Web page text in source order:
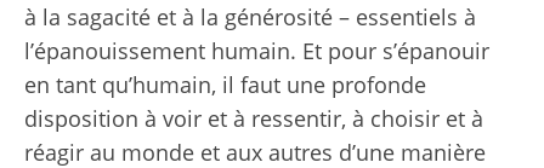
à la sagacité et à la générosité – essentiels à
l’épanouissement humain. Et pour s’épanouir
en tant qu’humain, il faut une profonde
disposition à voir et à ressentir, à choisir et à
réagir au monde et aux autres d’une manière